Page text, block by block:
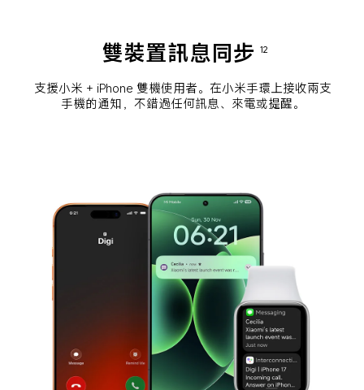
雙裝置訊息同步 12
支援小米 + iPhone 雙機使用者。在小米手環上接收兩支
手機的通知，不錯過任何訊息、來電或提醒。